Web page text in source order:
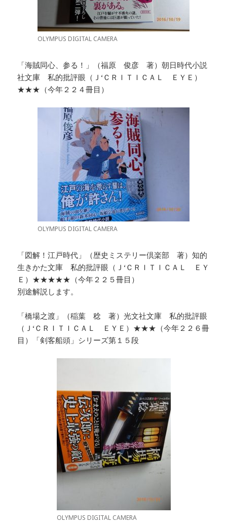
OLYMPUS DIGITAL CAMERA
「海賊同心、参る！」（福原 俊彦 著）朝日時代小説
社文庫 私的批評眼（Ｊ‘ＣＲＩＴＩＣＡＬ ＥＹＥ）
★★★（今年２２４冊目）
OLYMPUS DIGITAL CAMERA
「図解！江戸時代」（歴史ミステリー倶楽部 著）知的
生きかた文庫 私的批評眼（Ｊ‘ＣＲＩＴＩＣＡＬ ＥＹ
Ｅ）★★★★★（今年２２５冊目）
別途解説します。
「橋場之渡」（稲葉 稔 著）光文社文庫 私的批評眼
（Ｊ‘ＣＲＩＴＩＣＡＬ ＥＹＥ）★★★（今年２２６冊
目）「剣客船頭」シリーズ第１５段
OLYMPUS DIGITAL CAMERA